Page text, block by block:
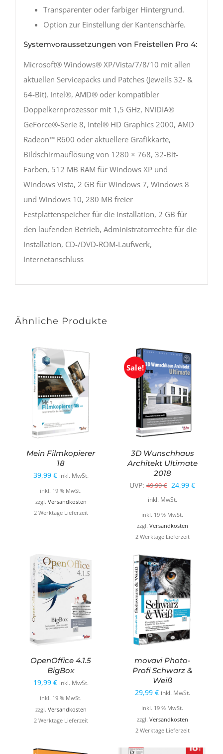
Transparenter oder farbiger Hintergrund.
Option zur Einstellung der Kantenschärfe.
Systemvoraussetzungen von Freistellen Pro 4:
Microsoft® Windows® XP/Vista/7/8/10 mit allen
aktuellen Servicepacks und Patches (Jeweils 32- &
64-Bit), Intel®, AMD® oder kompatibler
Doppelkernprozessor mit 1,5 GHz, NVIDIA®
GeForce®-Serie 8, Intel® HD Graphics 2000, AMD
Radeon™ R600 oder aktuellere Grafikkarte,
Bildschirmauflösung von 1280 × 768, 32-Bit-
Farben, 512 MB RAM für Windows XP und
Windows Vista, 2 GB für Windows 7, Windows 8
und Windows 10, 280 MB freier
Festplattenspeicher für die Installation, 2 GB für
den laufenden Betrieb, Administratorrechte für die
Installation, CD-/DVD-ROM-Laufwerk,
Internetanschluss
Ähnliche Produkte
Mein Filmkopierer
18
39,99 € inkl. MwSt.
inkl. 19 % MwSt.
zzgl. Versandkosten
2 Werktage Lieferzeit
Sale!
3D Wunschhaus
Architekt Ultimate
2018
UVP: 49,99€ Ursprünglicher
Preis
war:
49,99 €
24,99 €
inkl. MwSt.
inkl. 19 % MwSt.
zzgl. Versandkosten
2 Werktage Lieferzeit
OpenOffice 4.1.5
BigBox
19,99 € inkl. MwSt.
inkl. 19 % MwSt.
zzgl. Versandkosten
2 Werktage Lieferzeit
movavi Photo-
Profi Schwarz &
Weiß
29,99 € inkl. MwSt.
inkl. 19 % MwSt.
zzgl. Versandkosten
2 Werktage Lieferzeit